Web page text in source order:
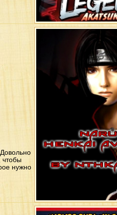
чтобы
нужно